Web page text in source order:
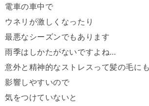
電車の車中で
ウネリが激しくなったり
最悪なシーズンでもあります
雨季はしかたがないですよね…
意外と精神的なストレスって髪の毛にも
影響しやすいので
気をつけていないと